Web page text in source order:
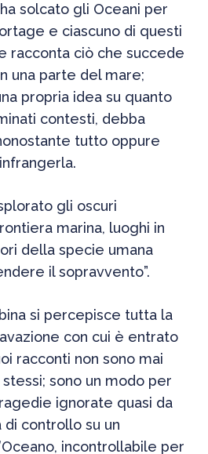
solcato gli Oceani per
e ciascuno di questi
racconta ciò che succede
una parte del mare;
propria idea su quanto
contesti, debba
tutto oppure
gli oscuri
marina, luoghi in
della specie umana
il sopravvento”.
si percepisce tutta la
con cui è entrato
racconti non sono mai
sono un modo per
ignorate quasi da
di controllo su un
incontrollabile per